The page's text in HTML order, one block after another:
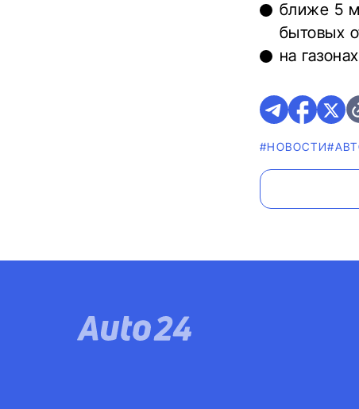
ближе 5 м
бытовых
на
#НОВОСТИ